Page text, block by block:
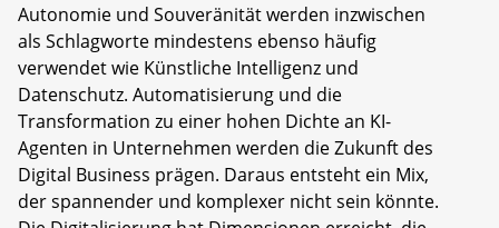
Autonomie und Souveränität werden inzwischen
als Schlagworte mindestens ebenso häufig
verwendet wie Künstliche Intelligenz und
Datenschutz. Automatisierung und die
Transformation zu einer hohen Dichte an KI-
Agenten in Unternehmen werden die Zukunft des
Digital Business prägen. Daraus entsteht ein Mix,
der spannender und komplexer nicht sein könnte.